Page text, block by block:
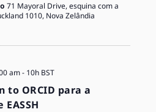
71 Mayoral Drive, esquina com a
1010, Nova Zelândia
to ORCID para a
am- 10h BST